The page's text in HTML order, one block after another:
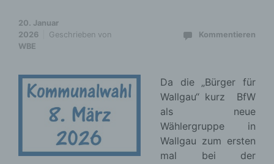
20. Januar
2026
Geschrieben von
WBE
Kommentieren
Da die „Bürger für
Wallgau“ kurz BfW
als neue
Wählergruppe in
Wallgau zum ersten
mal bei der